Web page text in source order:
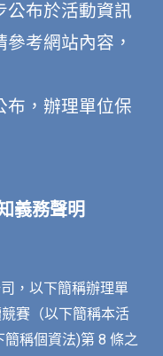
公布於活動資訊
考網站內容，
布，辦理單位保
義務聲明
，以下簡稱辦理單
賽（以下簡稱本活
稱個資法)第 8 條之